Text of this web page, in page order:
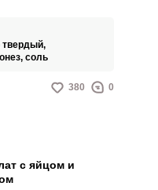
неожиданно очень
и вкусную
соль
380 0
с яйцом и